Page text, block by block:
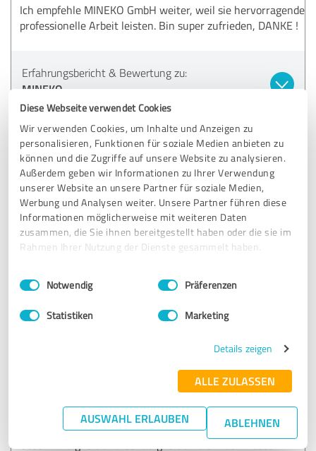
Diese Webseite verwendet Cookies
Wir verwenden Cookies, um Inhalte und Anzeigen zu
personalisieren, Funktionen für soziale Medien anbieten zu
können und die Zugriffe auf unsere Website zu analysieren.
Außerdem geben wir Informationen zu Ihrer Verwendung
unserer Website an unsere Partner für soziale Medien,
Werbung und Analysen weiter. Unsere Partner führen diese
Informationen möglicherweise mit weiteren Daten
zusammen, die Sie ihnen bereitgestellt haben oder die sie im
Rahmen Ihrer Nutzung der Dienste gesammelt haben.
Impressum Datenschutzbestimmungen
Einwilligungsauswahl
Notwendig Präferenzen
Statistiken Marketing
Details zeigen
ALLE ZULASSEN
AUSWAHL ERLAUBEN ABLEHNEN
Ich empfehle MINEKO GmbH weiter, weil sie hervorragende
professionelle Arbeit leisten. Bin super zufrieden, DANKE !
Erfahrungsbericht & Bewertung zu:
MINEKO
18.01.2025 Anonym
5,00 von 5
SEHR GUT Empfehlung
Prüfung der Nebenkostenabrechnung
Nebenkostenabrechnung prüfen lassen und war absolut
zurückbekommen – es hat sich wirklich gelohnt! 2024
Besonders beeindruckt war ich, als ich zwischen den
Jahren 2024 und 2025 meine neue Abrechnung erhielt.
Innerhalb von nur fünf Tagen hatte ich eine ausführliche
Prüfung und klare Rückmeldung von MINEKO. Diese
Geschwindigkeit und Genauigkeit sind einfach klasse!